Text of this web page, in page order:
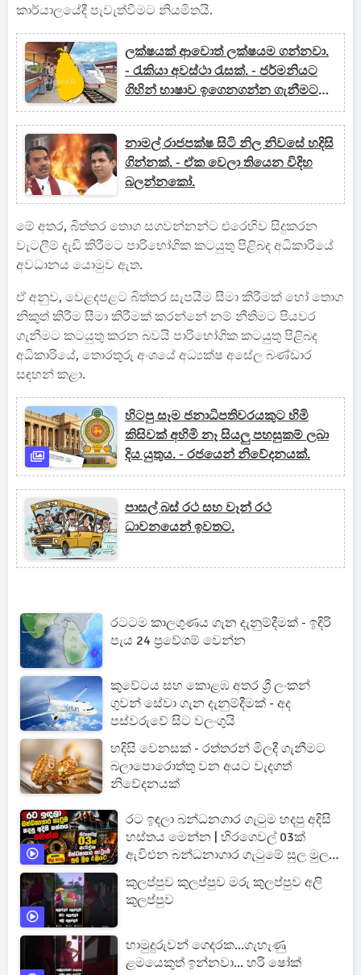
කාර්යාලයේදී පැවැත්වීමට නියමිතයි.
ලක්ෂයක් ආවොත් ලක්ෂයම ගන්නවා.
- රැකියා අවස්ථා රැසක්. - ජර්මනියට
ගිහින් භාෂාව ඉගෙනගන්න ගැනීමට
අවසර.
නාමල් රාජපක්ෂ සිටි නිල නිවසේ හදිසි
ගින්නක්. - ඒක වෙලා තියෙන විදිහ
බලන්නකෝ.
මේ අතර, බිත්තර තොග සගවන්නන්ට එරෙහිව සිදුකරන
වැටලීම් දැඩි කිරීමට පාරිභෝගික කටයුතු පිළිබද අධිකාරියේ
අවධානය යොමුව ඇත.
ඒ අනුව, වෙළදපළට බිත්තර සැපයීම සීමා කිරීමක් හෝ තොග
නිකුත් කිරීම සීමා කිරීමක් කරන්නේ නම් නීතිමට පියවර
ගැනීමට කටයුතු කරන බවයි පාරිභෝගික කටයුතු පිළිබද
අධිකාරියේ, තොරතුරු අංශයේ අධ්‍යක්ෂ අසේල බණ්ඩාර
සඳහන් කළා.
හිටපු සෑම ජනාධිපතිවරයකුට හිමි
කිසිවක් අහිමි නෑ සියලු පහසුකම් ලබා
දිය යුතුය. - රජයෙන් නිවේදනයක්.
පාසල් බස් රථ සහ වෑන් රථ
ධාවනයෙන් ඉවතට.
රටටම කාලගුණය ගැන දැනුම්දීමක් - ඉදිරි
පැය 24 ප්‍රවේශම් වෙන්න
කුවේටය සහ කොළඹ අතර ශ්‍රී ලංකන්
ගුවන් සේවා ගැන දැනුම්දීමක් - අද
පස්වරුවේ සිට වලංගුයි
හදිසි වෙනසක් - රත්තරන් මිලදී ගැනීමට
බලාපොරොත්තු වන අයට වැදගත්
නිවේදනයක්
රට ඉඳලා බන්ධනගාර ගැටුම හදපු අදිසි
හස්තය මෙන්න | හිරගෙවල් 03ක්
ඇවිළුන බන්ධනාගාර ගැටුමේ සුල මුල
එළියට
කුලප්පුව කුලප්පුව මරු කුලප්පුව අලි
කුලප්පුව
හාමුදුරුවන් ගෙදරක...ගැහැණු
ළමයෙකුත් ඉන්නවා... හරි ෂෝක්